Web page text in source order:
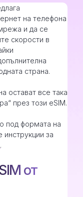
на телефона
и да се
скорости в
страна.
остават все така
през този eSIM.
под формата на
инструкции за
.
от